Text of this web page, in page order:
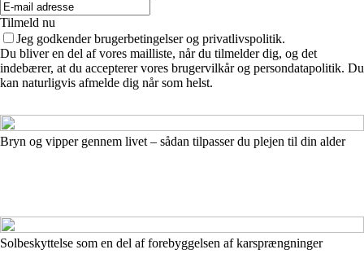
Tilmeld nu
Jeg godkender brugerbetingelser og privatlivspolitik.
Du bliver en del af vores mailliste, når du tilmelder dig, og det
indebærer, at du accepterer vores brugervilkår og persondatapolitik. Du
kan naturligvis afmelde dig når som helst.
Bryn og vipper gennem livet – sådan tilpasser du plejen til din alder
Solbeskyttelse som en del af forebyggelsen af karsprængninger